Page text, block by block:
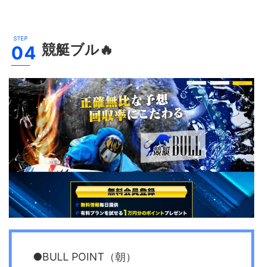
競艇ブル🔥
●BULL POINT（朝）